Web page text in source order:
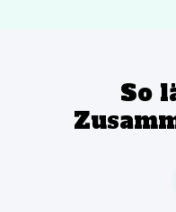
So